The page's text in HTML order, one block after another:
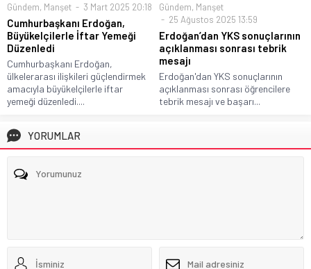
Gündem, Manşet 3 Mart 2025 20:18
Cumhurbaşkanı Erdoğan,
Büyükelçilerle İftar Yemeği
Düzenledi
Cumhurbaşkanı Erdoğan,
ülkelerarası ilişkileri güçlendirmek
amacıyla büyükelçilerle iftar
yemeği düzenledi....
Gündem, Manşet
25 Ağustos 2025 13:59
Erdoğan’dan YKS sonuçlarının
açıklanması sonrası tebrik
mesajı
Erdoğan'dan YKS sonuçlarının
açıklanması sonrası öğrencilere
tebrik mesajı ve başarı...
YORUMLAR